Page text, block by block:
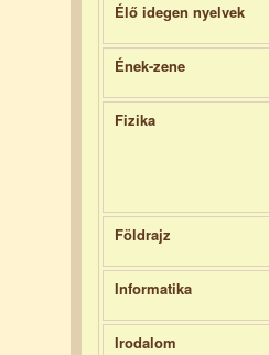
Élő idegen nyelvek
Ének-zene
Fizika
Földrajz
Informatika
Irodalom